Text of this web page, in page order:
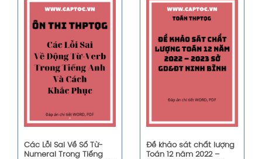
Các Lỗi Sai Về Số Từ-
Numeral Trong Tiếng
Đề khảo sát chất lượng
Toán 12 năm 2022 –